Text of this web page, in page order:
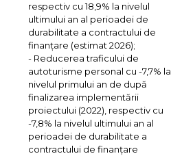
respectiv cu 18,9% la nivelul
ultimului an al perioadei de
durabilitate a contractului de
finanțare (estimat 2026);
- Reducerea traficului de
autoturisme personal cu -7,7% la
nivelul primului an de după
finalizarea implementării
proiectului (2022), respectiv cu
-7,8% la nivelul ultimului an al
perioadei de durabilitate a
contractului de finanțare